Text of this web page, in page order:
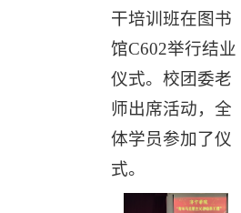
干培训班在图书
馆C602举行结业
仪式。校团委老
师出席活动，全
体学员参加了仪
式。